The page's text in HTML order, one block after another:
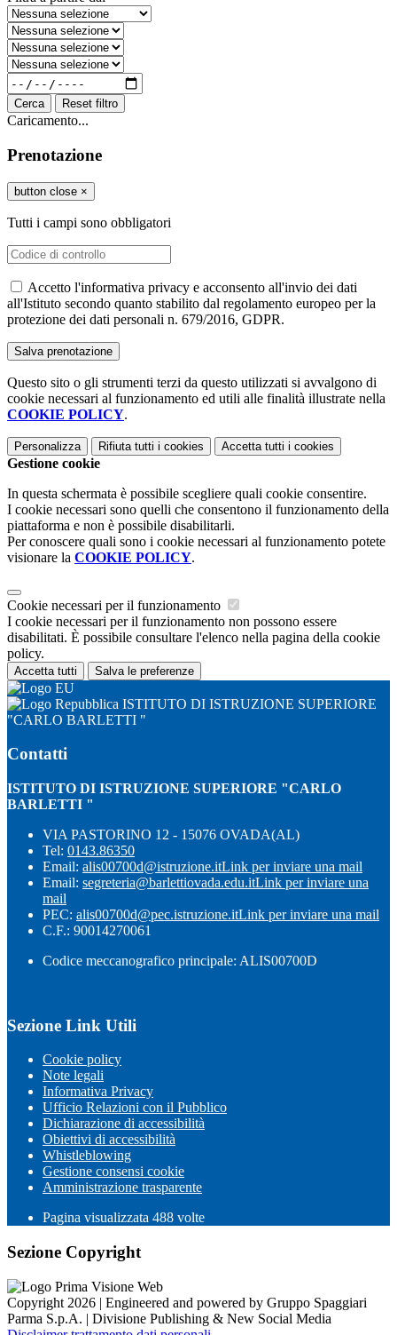
Cerca Reset filtro
Caricamento...
Prenotazione
button close ×
Tutti i campi sono obbligatori
Accetto l'informativa privacy e acconsento all'invio dei dati
all'Istituto secondo quanto stabilito dal regolamento europeo per la
protezione dei dati personali n. 679/2016, GDPR.
Questo sito o gli strumenti terzi da questo utilizzati si avvalgono di
cookie necessari al funzionamento ed utili alle finalità illustrate nella
COOKIE POLICY.
Personalizza Rifiuta tutti i cookies Accetta tutti i cookies
Gestione cookie
In questa schermata è possibile scegliere quali cookie consentire.
I cookie necessari sono quelli che consentono il funzionamento della
piattaforma e non è possibile disabilitarli.
Per conoscere quali sono i cookie necessari al funzionamento potete
visionare la COOKIE POLICY.
Cookie necessari per il funzionamento
I cookie necessari per il funzionamento non possono essere
disabilitati. È possibile consultare l'elenco nella pagina della cookie
policy.
Accetta tutti Salva le preferenze
ISTITUTO DI ISTRUZIONE SUPERIORE
"CARLO BARLETTI "
Contatti
ISTITUTO DI ISTRUZIONE SUPERIORE "CARLO
BARLETTI "
VIA PASTORINO 12 - 15076 OVADA(AL)
Tel: 0143.86350
Email: alis00700d@istruzione.itLink per inviare una mail
Email: segreteria@barlettiovada.edu.itLink per inviare una
mail
PEC: alis00700d@pec.istruzione.itLink per inviare una mail
C.F.: 90014270061
Codice meccanografico principale: ALIS00700D
Sezione Link Utili
Cookie policy
Note legali
Informativa Privacy
Ufficio Relazioni con il Pubblico
Dichiarazione di accessibilità
Obiettivi di accessibilità
Whistleblowing
Gestione consensi cookie
Amministrazione trasparente
Pagina visualizzata 488 volte
Sezione Copyright
Copyright 2026 | Engineered and powered by Gruppo Spaggiari
Parma S.p.A. | Divisione Publishing & New Social Media